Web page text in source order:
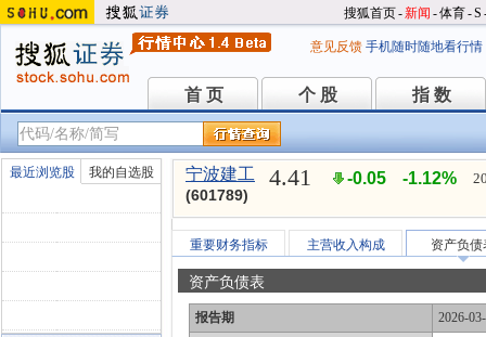
搜狐首页-新闻 -体育-S
意见反馈 手机随时随地看行情
首 页
首 页 个 股
个 股 指 数
指 数
最近浏览股 我的自选股 宁波建工
(601789)
4.41 -0.05 -1.12%
重要财务指标 主营收入构成 资产负债
资产负债表
报告期
2026-